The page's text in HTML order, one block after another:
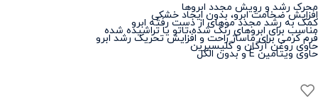
محرک رشد و رویش مجدد ابروها
افزایش ضخامت ابرو، بدون ایجاد خشکی
کمک به رشد مجدد موهای از دست رفته ابرو
مناسب برای ابروهای رنگ شده،تاتو یا تراشیده شده
فرم کرمی برای ماساژ راحت و افزایش تحریک رشد ابرو
حاوی روغن آرگان و گلیسیرین
حاوی ویتامین E و بدون الکل